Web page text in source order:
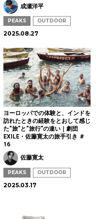
成瀬洋平
PEAKS OUTDOOR
2025.08.27
ヨーロッパでの体験と、インドを
訪れたときの経験をとおして感じ
た“旅”と“旅行”の違い｜劇団
EXILE・佐藤寛太の旅手引き ＃
16
佐藤寛太
PEAKS OUTDOOR
2025.03.17